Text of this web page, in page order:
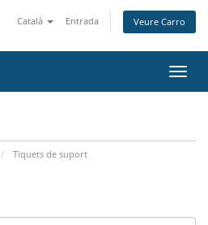
Català Entrada Veure Carro
la
Tiquets de suport